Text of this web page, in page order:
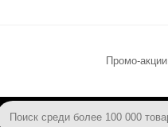
Промо-акции